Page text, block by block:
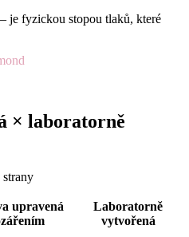
je fyzickou stopou tlaků, které
× laboratorně
upravená
Laboratorně
vytvořená